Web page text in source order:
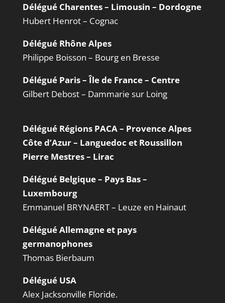
Délégué Charentes – Limousin – Dordogne
Hubert Henrot – Cognac
Délégué Rhône Alpes
Philippe Boisson – Bourg en Bresse
Délégué Paris – Île de France – Centre
Gilbert Debost – Dammarie sur Loing
Délégué Régions PACA – Provence Alpes
Côte d’Azur – Languedoc et Roussillon
Pierre Mestres – Lirac
Délégué Belgique – Pays Bas –
Luxembourg
Emmanuel BRYNAERT – Leuze en Hainaut
Délégué Allemagne et pays
germanophones
Thomas Bierbaum
Délégué USA
Alex Jacksonville Floride.